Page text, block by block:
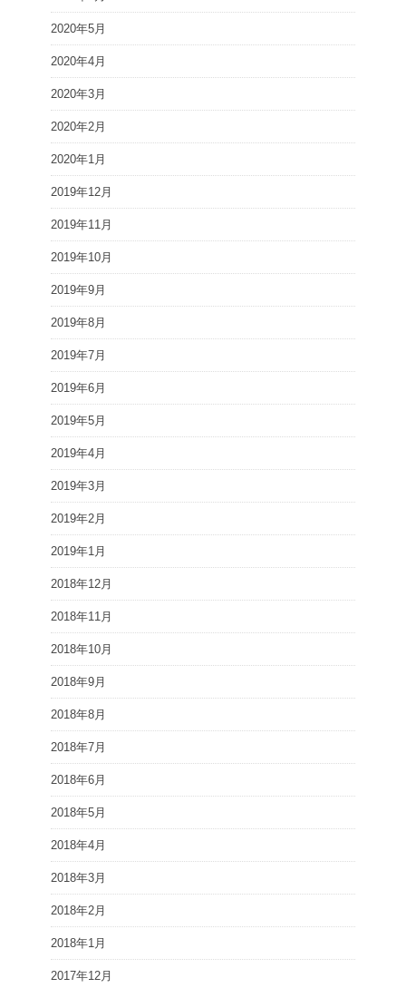
2020年5月
2020年4月
2020年3月
2020年2月
2020年1月
2019年12月
2019年11月
2019年10月
2019年9月
2019年8月
2019年7月
2019年6月
2019年5月
2019年4月
2019年3月
2019年2月
2019年1月
2018年12月
2018年11月
2018年10月
2018年9月
2018年8月
2018年7月
2018年6月
2018年5月
2018年4月
2018年3月
2018年2月
2018年1月
2017年12月